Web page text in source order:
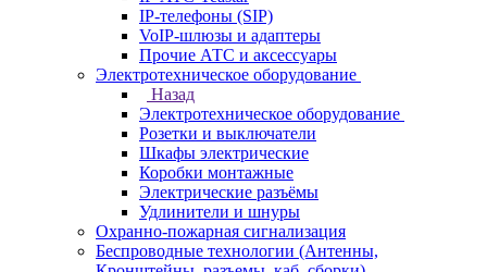
IP-телефоны (SIP)
VoIP-шлюзы и адаптеры
Прочие АТС и аксессуары
Электротехническое оборудование
Назад
Электротехническое оборудование
Розетки и выключатели
Шкафы электрические
Коробки монтажные
Электрические разъёмы
Удлинители и шнуры
Охранно-пожарная сигнализация
Беспроводные технологии (Антенны,